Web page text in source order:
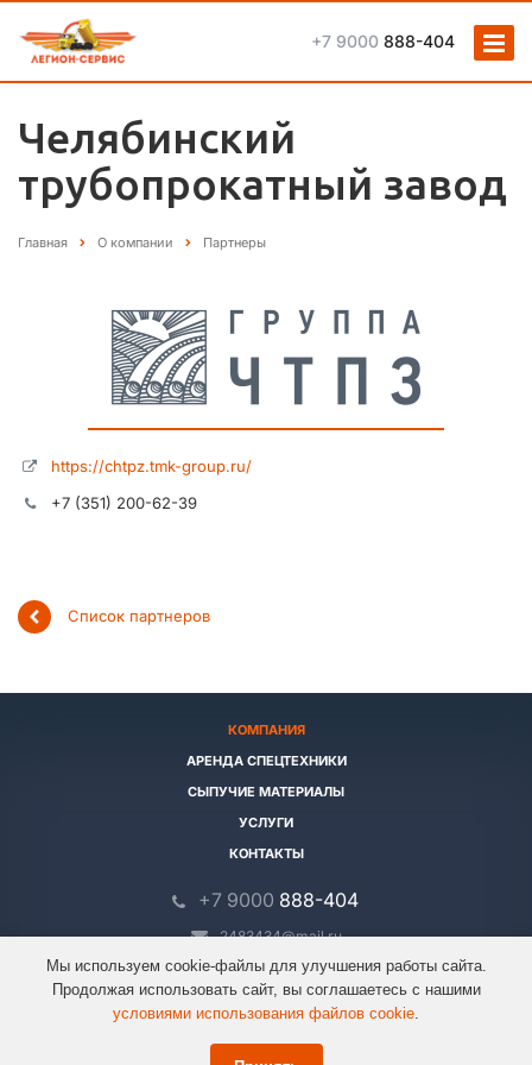
Мы используем cookie-файлы для улучшения работы сайта.
Продолжая использовать сайт, вы соглашаетесь с нашими
условиями использования файлов cookie.
+7 9000 888-404
Челябинский
трубопрокатный завод
Главная О компании Партнеры
https://chtpz.tmk-group.ru/
+7 (351) 200-62-39
Список партнеров
© 2026 Все права защищены.
КОМПАНИЯ
АРЕНДА СПЕЦТЕХНИКИ
СЫПУЧИЕ МАТЕРИАЛЫ
УСЛУГИ
КОНТАКТЫ
+7 9000 888-404
2483434@mail.ru